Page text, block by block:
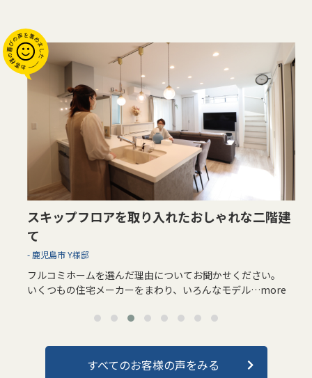
希望が形になったホテルライクな家
姶良市 M様邸
フルコミホームを選んだ理由についてお聞かせください。
家づくりを検討し始めて、まずSUUMOカウンターさんへ…
more
すべてのお客様の声をみる